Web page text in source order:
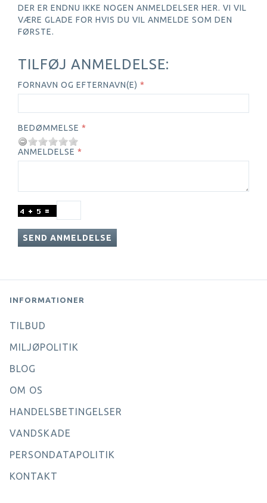
DER ER ENDNU IKKE NOGEN ANMELDELSER HER. VI VIL
VÆRE GLADE FOR HVIS DU VIL ANMELDE SOM DEN
FØRSTE.
TILFØJ ANMELDELSE:
FORNAVN OG EFTERNAVN(E)
BEDØMMELSE
ANMELDELSE
SEND ANMELDELSE
INFORMATIONER
TILBUD
MILJØPOLITIK
BLOG
OM OS
HANDELSBETINGELSER
VANDSKADE
PERSONDATAPOLITIK
KONTAKT